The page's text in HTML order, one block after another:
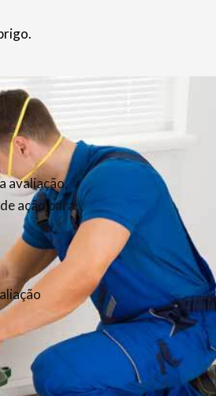
avaliação,
ação para